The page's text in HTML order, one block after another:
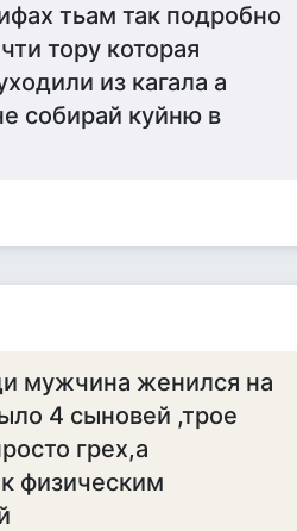
тьам так подробно
тору которая
из кагала а
собирай куйню в
мужчина женился на
4 сыновей ,трое
грех,а
физическим